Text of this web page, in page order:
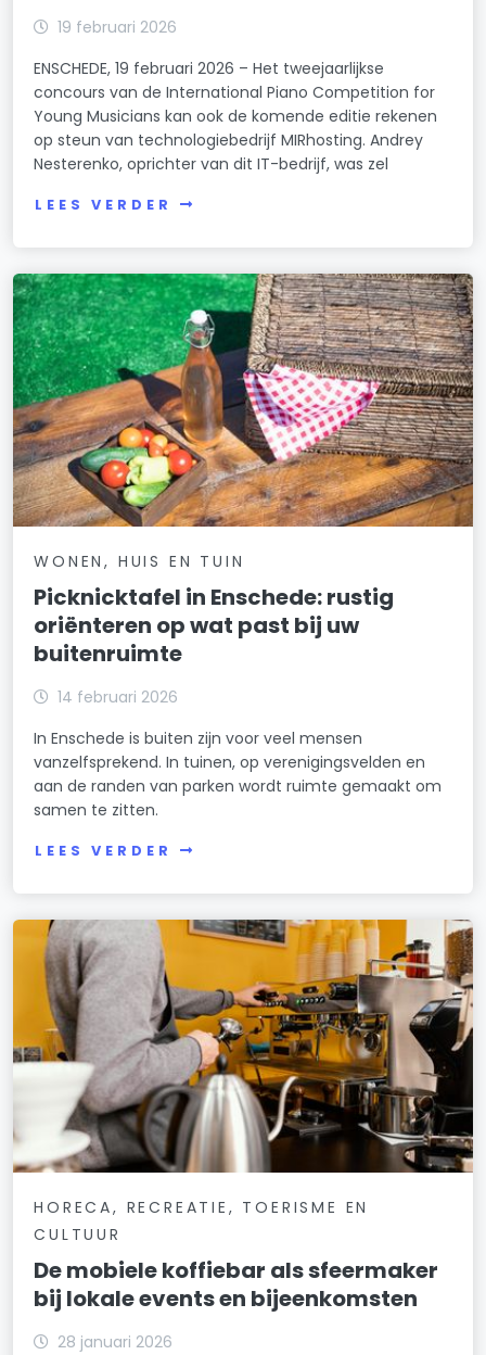
19 februari 2026
ENSCHEDE, 19 februari 2026 – Het tweejaarlijkse
concours van de International Piano Competition for
Young Musicians kan ook de komende editie rekenen
op steun van technologiebedrijf MIRhosting. Andrey
Nesterenko, oprichter van dit IT-bedrijf, was zel
LEES VERDER
WONEN, HUIS EN TUIN
Picknicktafel in Enschede: rustig
oriënteren op wat past bij uw
buitenruimte
14 februari 2026
In Enschede is buiten zijn voor veel mensen
vanzelfsprekend. In tuinen, op verenigingsvelden en
aan de randen van parken wordt ruimte gemaakt om
samen te zitten.
LEES VERDER
HORECA, RECREATIE, TOERISME EN
CULTUUR
De mobiele koffiebar als sfeermaker
bij lokale events en bijeenkomsten
28 januari 2026